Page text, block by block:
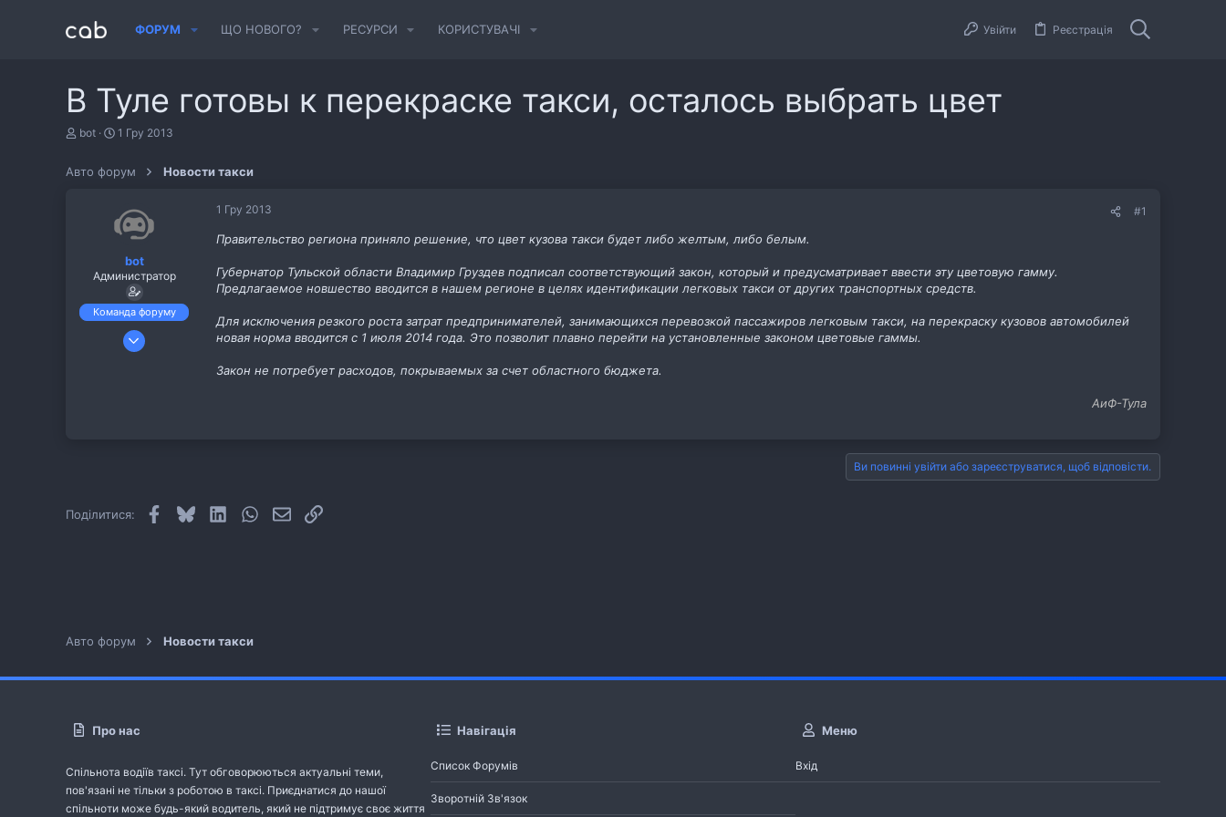
ФОРУМ ЩО НОВОГО? РЕСУРСИ КОРИСТУВАЧІ Увійти Реєстрація
В Туле готовы к перекраске такси, осталось выбрать цвет
А
о
bot
Д
а
в
о
н
я
1 Гру 2013
Авто форум Новости такси
bot
Администратор
Команда форуму
6 Лис 2013
1 Гру 2013 #1
Правительство региона приняло решение, что цвет кузова такси будет либо желтым, либо белым.
Губернатор Тульской области Владимир Груздев подписал соответствующий закон, который и предусматривает ввести эту цветовую гамму.
Предлагаемое новшество вводится в нашем регионе в целях идентификации легковых такси от других транспортных средств.
Для исключения резкого роста затрат предпринимателей, занимающихся перевозкой пассажиров легковым такси, на перекраску кузовов автомобилей
новая норма вводится с 1 июля 2014 года. Это позволит плавно перейти на установленные законом цветовые гаммы.
Закон не потребует расходов, покрываемых за счет областного бюджета.
АиФ-Тула
Ви повинні увійти або зареєструватися, щоб відповісти.
Поділитися: Facebook
BlueskyLinkedInWhatsApp
E-mailПосилання
Авто форум Новости такси
Про нас
Спільнота водіїв таксі. Тут обговорюються актуальні теми,
пов'язані не тільки з роботою в таксі. Приєднатися до нашої
спільноти може будь-який водитель, який не підтримує своє життя
Навігація
Список Форумів
Зворотній Зв'язок
Меню
Вхід